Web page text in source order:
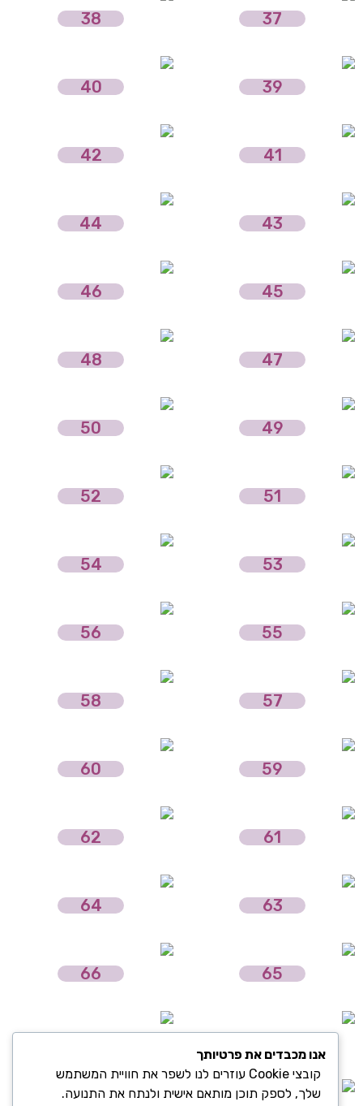
37
38
39
40
41
42
43
44
45
46
47
48
49
50
51
52
53
54
55
56
57
58
59
60
61
62
63
64
65
66
אנו מכבדים את פרטיותך
קובצי Cookie עוזרים לנו לשפר את חוויית המשתמש
שלך, לספק תוכן מותאם אישית ולנתח את התנועה.